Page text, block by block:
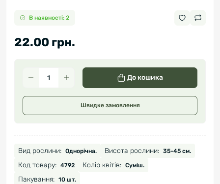
В наявності: 2
22.00 грн.
До кошика
Швидке замовлення
Вид рослини: Однорічна. Висота рослини: 35-45 см.
Код товару: 4792 Колір квітів: Суміш.
Пакування: 10 шт.